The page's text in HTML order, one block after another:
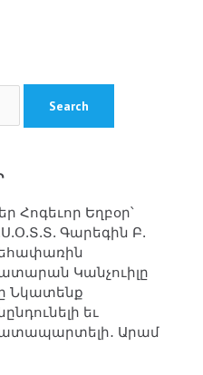
Հոգեւոր Եղբօր՝
Գարեգին Բ.
Կանչուիլը
Նկատենք
եւ
Արամ